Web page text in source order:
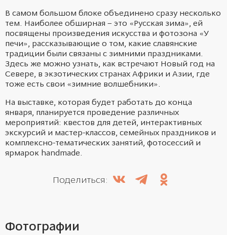
В самом большом блоке объединено сразу несколько
тем. Наиболее обширная – это «Русская зима», ей
посвящены произведения искусства и фотозона «У
печи», рассказывающие о том, какие славянские
традиции были связаны с зимними праздниками.
Здесь же можно узнать, как встречают Новый год на
Севере, в экзотических странах Африки и Азии, где
тоже есть свои «зимние волшебники».
На выставке, которая будет работать до конца
января, планируется проведение различных
мероприятий: квестов для детей, интерактивных
экскурсий и мастер-классов, семейных праздников и
комплексно-тематических занятий, фотосессий и
ярмарок handmade.
Поделиться:
Фотографии